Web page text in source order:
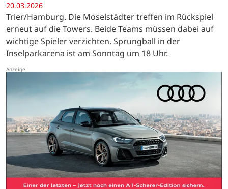
20.03.2026
Trier/Hamburg. Die Moselstädter treffen im Rückspiel
erneut auf die Towers. Beide Teams müssen dabei auf
wichtige Spieler verzichten. Sprungball in der
Inselparkarena ist am Sonntag um 18 Uhr.